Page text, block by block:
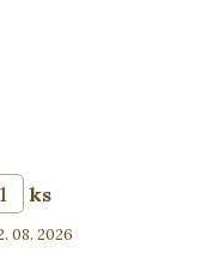
ks
08. 2026